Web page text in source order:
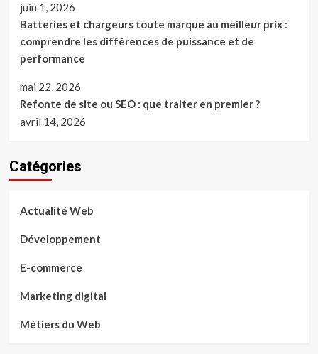
juin 1, 2026
Batteries et chargeurs toute marque au meilleur prix :
comprendre les différences de puissance et de
performance
mai 22, 2026
Refonte de site ou SEO : que traiter en premier ?
avril 14, 2026
Catégories
Actualité Web
Développement
E-commerce
Marketing digital
Métiers du Web